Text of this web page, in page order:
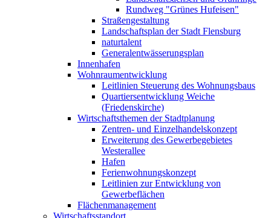
Rundweg "Grünes Hufeisen"
Straßengestaltung
Landschaftsplan der Stadt Flensburg
naturtalent
Generalentwässerungsplan
Innenhafen
Wohnraumentwicklung
Leitlinien Steuerung des Wohnungsbaus
Quartiersentwicklung Weiche
(Friedenskirche)
Wirtschaftsthemen der Stadtplanung
Zentren- und Einzelhandelskonzept
Erweiterung des Gewerbegebietes
Westerallee
Hafen
Ferienwohnungskonzept
Leitlinien zur Entwicklung von
Gewerbeflächen
Flächenmanagement
Wirtschaftsstandort